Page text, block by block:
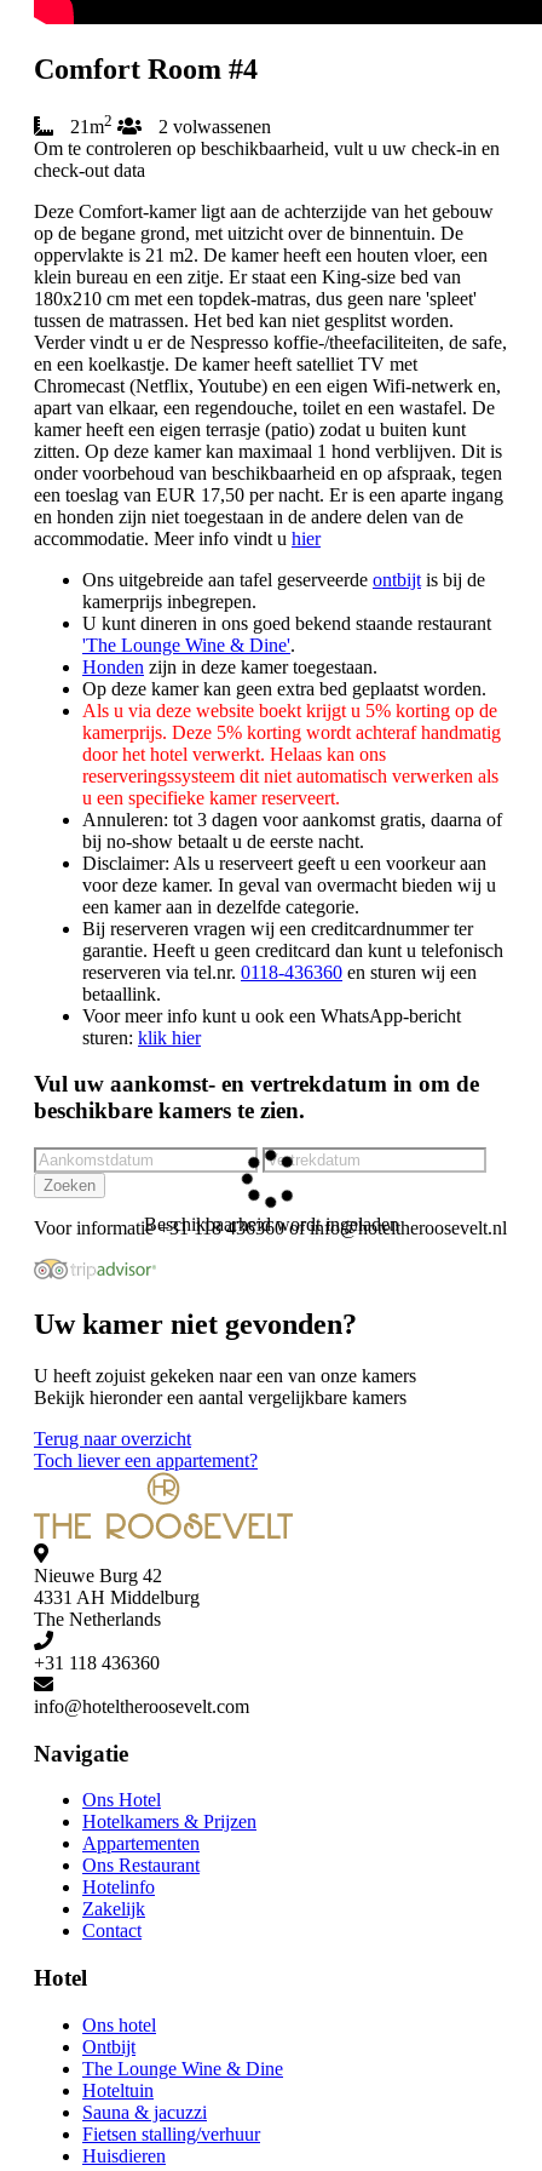
Comfort Room #4
21m2
2 volwassenen
Om te controleren op beschikbaarheid, vult u uw check-in en
check-out data
Deze Comfort-kamer ligt aan de achterzijde van het gebouw
op de begane grond, met uitzicht over de binnentuin. De
oppervlakte is 21 m2. De kamer heeft een houten vloer, een
klein bureau en een zitje. Er staat een King-size bed van
180x210 cm met een topdek-matras, dus geen nare 'spleet'
tussen de matrassen. Het bed kan niet gesplitst worden.
Verder vindt u er de Nespresso koffie-/theefaciliteiten, de safe,
en een koelkastje. De kamer heeft satelliet TV met
Chromecast (Netflix, Youtube) en een eigen Wifi-netwerk en,
apart van elkaar, een regendouche, toilet en een wastafel. De
kamer heeft een eigen terrasje (patio) zodat u buiten kunt
zitten. Op deze kamer kan maximaal 1 hond verblijven. Dit is
onder voorbehoud van beschikbaarheid en op afspraak, tegen
een toeslag van EUR 17,50 per nacht. Er is een aparte ingang
en honden zijn niet toegestaan in de andere delen van de
accommodatie. Meer info vindt u hier
Ons uitgebreide aan tafel geserveerde ontbijt is bij de
kamerprijs inbegrepen.
U kunt dineren in ons goed bekend staande restaurant
'The Lounge Wine & Dine'.
Honden zijn in deze kamer toegestaan.
Op deze kamer kan geen extra bed geplaatst worden.
Als u via deze website boekt krijgt u 5% korting op de
kamerprijs. Deze 5% korting wordt achteraf handmatig
door het hotel verwerkt. Helaas kan ons
reserveringssysteem dit niet automatisch verwerken als
u een specifieke kamer reserveert.
Annuleren: tot 3 dagen voor aankomst gratis, daarna of
bij no-show betaalt u de eerste nacht.
Disclaimer: Als u reserveert geeft u een voorkeur aan
voor deze kamer. In geval van overmacht bieden wij u
een kamer aan in dezelfde categorie.
Bij reserveren vragen wij een creditcardnummer ter
garantie. Heeft u geen creditcard dan kunt u telefonisch
reserveren via tel.nr. 0118-436360 en sturen wij een
betaallink.
Voor meer info kunt u ook een WhatsApp-bericht
sturen: klik hier
Vul uw aankomst- en vertrekdatum in om de
beschikbare kamers te zien.
Zoeken
Beschikbaarheid wordt ingeladen
Voor informatie +31 118 436360 of
Uw kamer niet gevonden?
U heeft zojuist gekeken naar een van onze kamers
Bekijk hieronder een aantal vergelijkbare kamers
Terug naar overzicht
Toch liever een appartement?
Nieuwe Burg 42
4331 AH Middelburg
The Netherlands
+31 118 436360
Navigatie
Ons Hotel
Hotelkamers & Prijzen
Appartementen
Ons Restaurant
Hotelinfo
Zakelijk
Contact
Hotel
Ons hotel
Ontbijt
The Lounge Wine & Dine
Hoteltuin
Sauna & jacuzzi
Fietsen stalling/verhuur
Huisdieren